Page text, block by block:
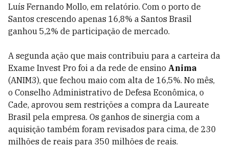
Luís Fernando Mollo, em relatório. Com o porto de
Santos crescendo apenas 16,8% a Santos Brasil
ganhou 5,2% de participação de mercado.
A segunda ação que mais contribuiu para a carteira da
Exame Invest Pro foi a da rede de ensino Anima
(ANIM3), que fechou maio com alta de 16,5%. No mês,
o Conselho Administrativo de Defesa Econômica, o
Cade, aprovou sem restrições a compra da Laureate
Brasil pela empresa. Os ganhos de sinergia com a
aquisição também foram revisados para cima, de 230
milhões de reais para 350 milhões de reais.